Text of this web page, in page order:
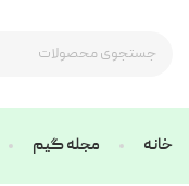
خانه مجله گیم